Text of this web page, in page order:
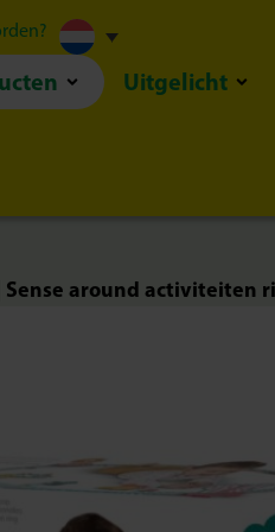
Uitgelicht
Sense around activiteiten